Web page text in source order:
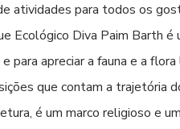
atividades para todos os
Ecológico Diva Paim Barth
para apreciar a fauna e a
que contam a
é um marco religioso e